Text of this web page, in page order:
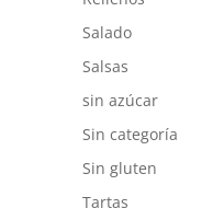
Salado
Salsas
sin azúcar
Sin categoría
Sin gluten
Tartas